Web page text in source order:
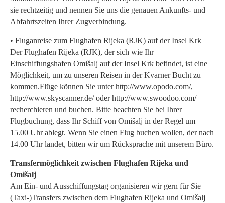
sie rechtzeitig und nennen Sie uns die genauen Ankunfts- und
Abfahrtszeiten Ihrer Zugverbindung.
• Fluganreise zum Flughafen Rijeka (RJK) auf der Insel Krk
Der Flughafen Rijeka (RJK), der sich wie Ihr
Einschiffungshafen Omišalj auf der Insel Krk befindet, ist eine
Möglichkeit, um zu unseren Reisen in der Kvarner Bucht zu
kommen.Flüge können Sie unter http://www.opodo.com/,
http://www.skyscanner.de/ oder http://www.swoodoo.com/
recherchieren und buchen. Bitte beachten Sie bei Ihrer
Flugbuchung, dass Ihr Schiff von Omišalj in der Regel um
15.00 Uhr ablegt. Wenn Sie einen Flug buchen wollen, der nach
14.00 Uhr landet, bitten wir um Rücksprache mit unserem Büro.
Transfermöglichkeit zwischen Flughafen Rijeka und
Omišalj
Am Ein- und Ausschiffungstag organisieren wir gern für Sie
(Taxi-)Transfers zwischen dem Flughafen Rijeka und Omišalj